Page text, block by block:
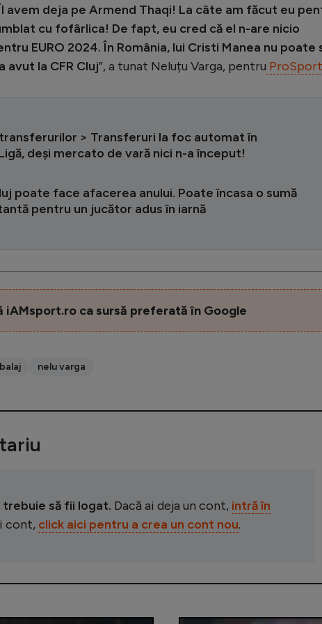
avem deja pe Armend Thaqi! La câte am făcut eu
cu fofârlica! De fapt, eu cred că el n-are nicio
EURO 2024. În România, lui Cristi Manea nu poate
avut la CFR Cluj”, a tunat Neluțu Varga, pentru
> Transferuri la foc automat în
deși mercato de vară nici n-a început!
poate face afacerea anului. Poate încasa o sumă
pentru un jucător adus în iarnă
iAMsport.ro ca sursă preferată în Google
nelu varga
să fii logat. Dacă ai deja un cont, intră în
cont, click aici pentru a crea un cont nou.